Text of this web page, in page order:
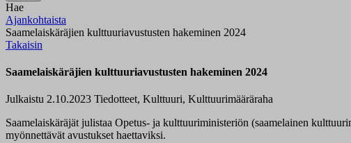
Hae
Ajankohtaista
Saamelaiskäräjien kulttuuriavustusten hakeminen 2024
Takaisin
Saamelaiskäräjien kulttuuriavustusten hakeminen 2024
Julkaistu 2.10.2023 Tiedotteet, Kulttuuri, Kulttuurimääräraha
Saamelaiskäräjät julistaa Opetus- ja kulttuuriministeriön (saamelainen
myönnettävät avustukset haettaviksi.